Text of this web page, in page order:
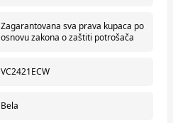
Zagarantovana sva prava kupaca po
osnovu zakona o zaštiti potrošača
VC2421ECW
Bela